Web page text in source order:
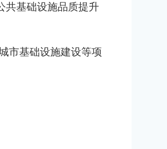
共基础设施品质提升
市基础设施建设等项